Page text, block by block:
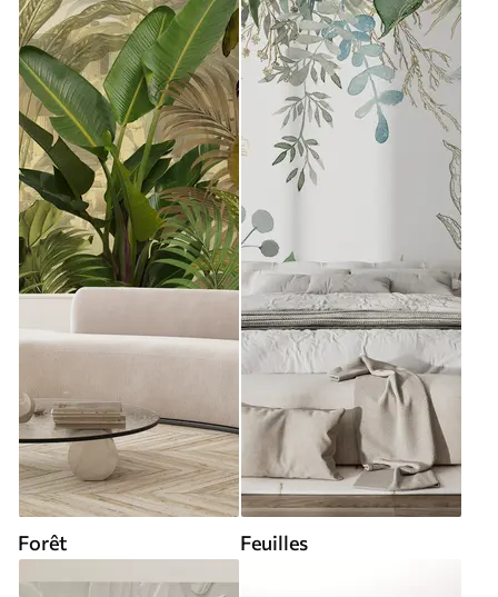
Forêt Feuilles